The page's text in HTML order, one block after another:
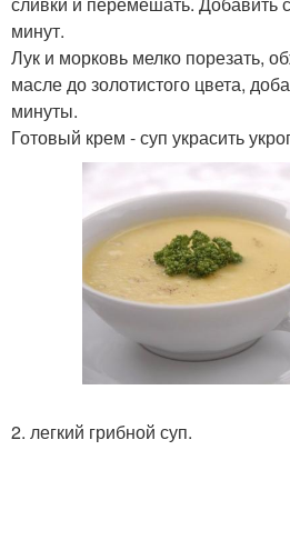
минут.
Лук и морковь мелко порезать,
масле до золотистого цвета,
минуты.
Готовый крем - суп украсить
2. легкий грибной суп.